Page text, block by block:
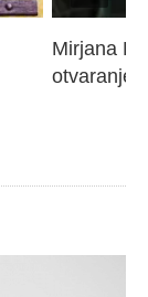
Mirjana
otvaranje